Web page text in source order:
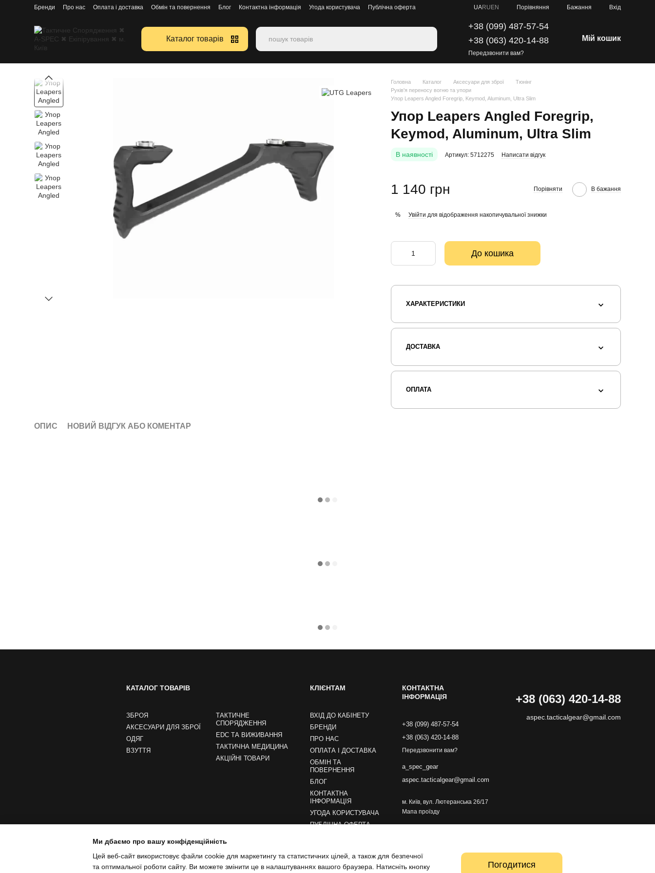
Перейти к основному контенту
Бренди Про нас Оплата і доставка Обмін та повернення Блог Контактна інформація Угода користувача Публічна оферта UARU EN Порівняння Бажання Вхід
Каталог товарів
+38 (099) 487-57-54
+38 (063) 420-14-88
Передзвонити вам?
Мій кошик
Головна Каталог Аксесуари для зброї
Тюнінг
Руків'я переносу вогню та упори
Упор Leapers Angled Foregrip, Keymod, Aluminum, Ultra Slim
Упор Leapers Angled Foregrip,
Keymod, Aluminum, Ultra Slim
В наявності Артикул: 5712275 Написати відгук
1 140 грн Порівняти В бажання
% Увійти для відображення накопичувальної знижки
До кошика
ХАРАКТЕРИСТИКИ
ДОСТАВКА
ОПЛАТА
ОПИС НОВИЙ ВІДГУК АБО КОМЕНТАР
КАТАЛОГ ТОВАРІВ
ЗБРОЯ
АКСЕСУАРИ ДЛЯ ЗБРОЇ
ОДЯГ
ВЗУТТЯ
ТАКТИЧНЕ
СПОРЯДЖЕННЯ
EDC ТА ВИЖИВАННЯ
ТАКТИЧНА МЕДИЦИНА
АКЦІЙНІ ТОВАРИ
КЛІЄНТАМ
ВХІД ДО КАБІНЕТУ
БРЕНДИ
ПРО НАС
ОПЛАТА І ДОСТАВКА
ОБМІН ТА
ПОВЕРНЕННЯ
БЛОГ
КОНТАКТНА
ІНФОРМАЦІЯ
УГОДА КОРИСТУВАЧА
ПУБЛІЧНА ОФЕРТА
КОНТАКТНА
ІНФОРМАЦІЯ
+38 (099) 487-57-54
+38 (063) 420-14-88
Передзвонити вам?
a_spec_gear
aspec.tacticalgear@gmail.com
м. Київ, вул. Лютеранська 26/17
Мапа проїзду
+38 (063) 420-14-88
aspec.tacticalgear@gmail.com
Ми дбаємо про вашу конфіденційність
Цей веб-сайт використовує файли cookie для маркетингу та статистичних цілей, а також для безпечної
та оптимальної роботи сайту. Ви можете змінити це в налаштуваннях вашого браузера. Натисніть кнопку
Погодитися